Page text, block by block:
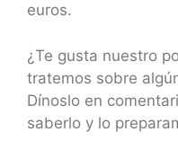
euros.
¿Te gusta nuestro
tratemos sobre
Dínoslo en
saberlo y lo